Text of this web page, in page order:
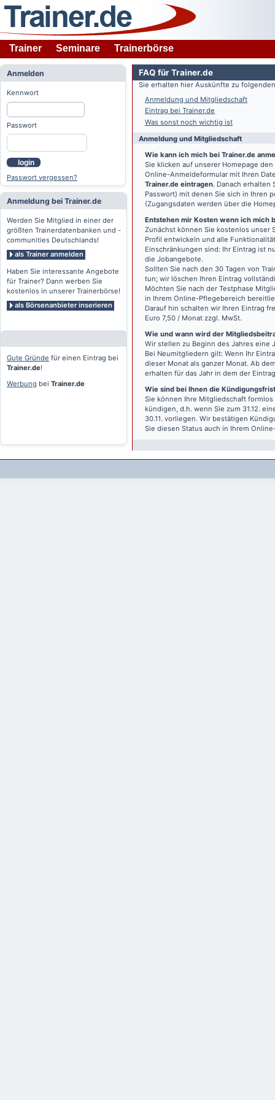
Trainer Seminare Trainerbörse
Anmelden
Kennwort
Passwort
login
Passwort vergessen?
Anmeldung bei Trainer.de
Werden Sie Mitglied in einer der
größten Trainerdatenbanken und -
communities Deutschlands!
als Trainer anmelden
Haben Sie interessante Angebote
für Trainer? Dann werben Sie
kostenlos in unserer Trainerbörse!
als Börsenanbieter inserieren
Gute Gründe für einen Eintrag bei
Trainer.de!
Werbung bei Trainer.de
FAQ für Trainer.de
Sie erhalten hier Auskünfte zu
Anmeldung und Mitgliedschaft
Eintrag bei Trainer.de
Was sonst noch wichtig ist
Anmeldung und Mitgliedschaft
Wie kann ich mich bei Trainer.de
Sie klicken auf unserer Homepage
Online-Anmeldeformular mit Ihren
Trainer.de eintragen. Danach erhalten
Passwort) mit denen Sie sich in Ihren
(Zugangsdaten werden über die
Entstehen mir Kosten wenn ich mich
Zunächst können Sie kostenlos unser
Profil entwickeln und alle
Einschränkungen sind: Ihr Eintrag ist
die Jobangebote.
Sollten Sie nach den 30 Tagen von
tun; wir löschen Ihren Eintrag
Möchten Sie nach der Testphase
in Ihrem Online-Pflegebereich
Darauf hin schalten wir Ihren Eintrag
Euro 7,50 / Monat zzgl. MwSt.
Wie und wann wird der
Wir stellen zu Beginn des Jahres eine
Bei Neumitgliedern gilt: Wenn Ihr
dieser Monat als ganzer Monat. Ab
erhalten für das Jahr in dem der
Wie sind bei Ihnen die
Sie können Ihre Mitgliedschaft
kündigen, d.h. wenn Sie zum 31.12.
30.11. vorliegen. Wir bestätigen
Sie diesen Status auch in Ihrem